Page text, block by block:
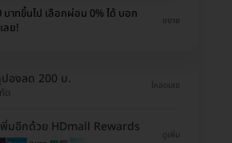
าทขึ้นไป เลือกผ่อน 0% ได้ บอก
ลย!
ขยาย
องลด 200 บ.
ด
โหลดเลย
มอีกด้วย HDmall Rewards
ดูเพิ่ม